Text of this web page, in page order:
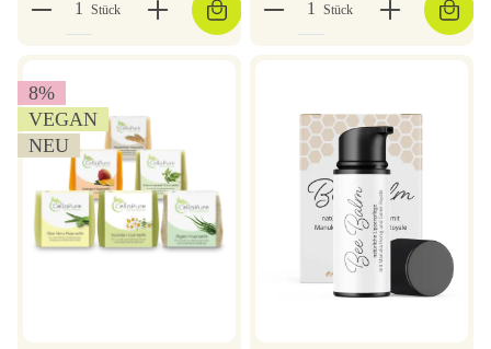
Stück Stück
8%
VEGAN
NEU